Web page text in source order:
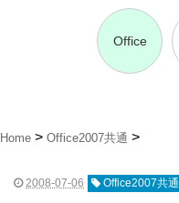
Office
Home Office2007共通
2008-07-06 Office2007共通